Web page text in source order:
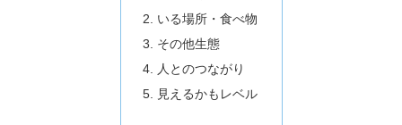
いる場所・食べ物
その他生態
人とのつながり
見えるかもレベル